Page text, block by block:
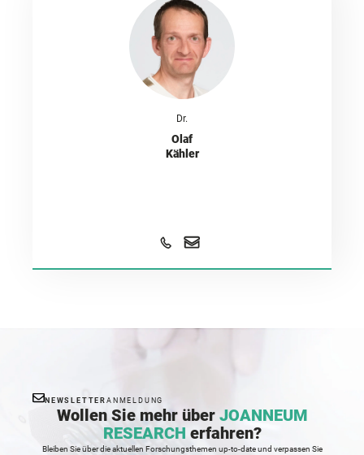
Dr.
Olaf
Kähler
NEWSLETTER ANMELDUNG
Wollen Sie mehr über JOANNEUM
RESEARCH erfahren?
Bleiben Sie über die aktuellen Forschungsthemen up-to-date und verpassen Sie